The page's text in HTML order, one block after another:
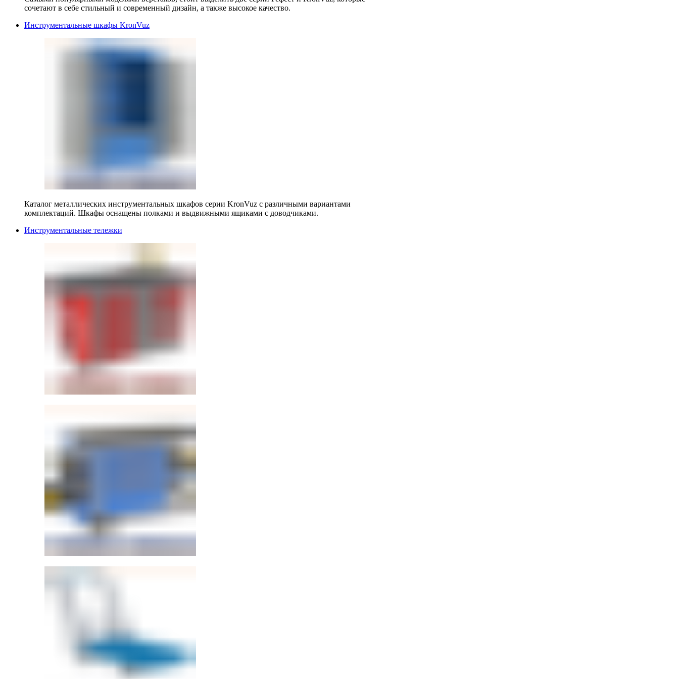
сочетают в себе стильный и современный дизайн, а также высокое качество.
Инструментальные шкафы KronVuz
Каталог металлических инструментальных шкафов серии KronVuz с различными вариантами
комплектаций. Шкафы оснащены полками и выдвижными ящиками с доводчиками.
Инструментальные тележки